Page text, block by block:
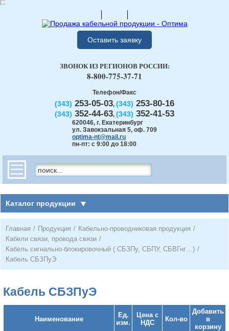
Оставить заявку
Телефон/Факс
(343) 253-05-03, (343) 253-80-16
(343) 352-44-63, (343) 352-41-53
620046, г. Екатеринбург
ул. Завокзальная 5, оф. 709
optima-nt@mail.ru
пн-пт: с 9:00 до 18:00
ЗВОНОК ИЗ РЕГИОНОВ РОССИИ:
8-800-775-37-71
Каталог продукции
Главная / Продукция / Кабельно-проводниковая продукция /
Кабели связи, провода связи /
Кабель сигнально-блокировочный ( СБЗПу, СБПУ, СБВГнг…) /
Кабель СБЗПуЭ
Кабель СБЗПуЭ
Наименование
Ед.
изм.
Цена с
НДС
Кол-во
Добавить
в
корзину